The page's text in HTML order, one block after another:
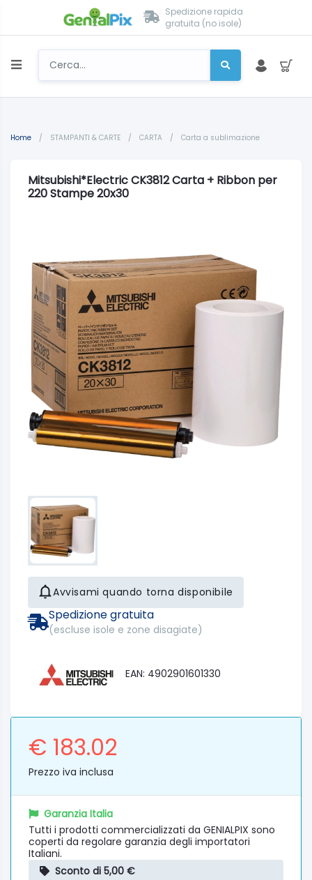
Spedizione rapida
gratuita (no isole)
Home / STAMPANTI & CARTE / CARTA / Carta a sublimazione
Mitsubishi*Electric CK3812 Carta + Ribbon per
220 Stampe 20x30
Avvisami quando torna disponibile
Spedizione gratuita
(escluse isole e zone disagiate)
EAN: 4902901601330
€ 183.02
Prezzo iva inclusa
Garanzia Italia
Tutti i prodotti commercializzati da GENIALPIX sono
coperti da regolare garanzia degli importatori
Italiani.
Sconto di 5,00 €